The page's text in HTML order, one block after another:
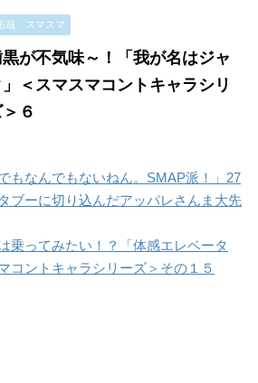
哉 スマスマ
が不気味～！「我が名はジャ
」＜スマスマコントキャラシリ
６
もなんでもないねん。SMAP派！」27
ブーに切り込んだアッパレさんま大先
乗ってみたい！？「体感エレベータ
コントキャラシリーズ＞その１５